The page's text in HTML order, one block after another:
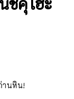
านหิน!